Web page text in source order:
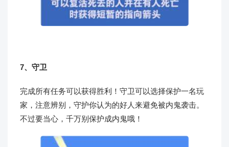
7、守卫
完成所有任务可以获得胜利！守卫可以选择保护一名玩
家，注意辨别，守护你认为的好人来避免被内鬼袭击。
不过要当心，千万别保护成内鬼哦！